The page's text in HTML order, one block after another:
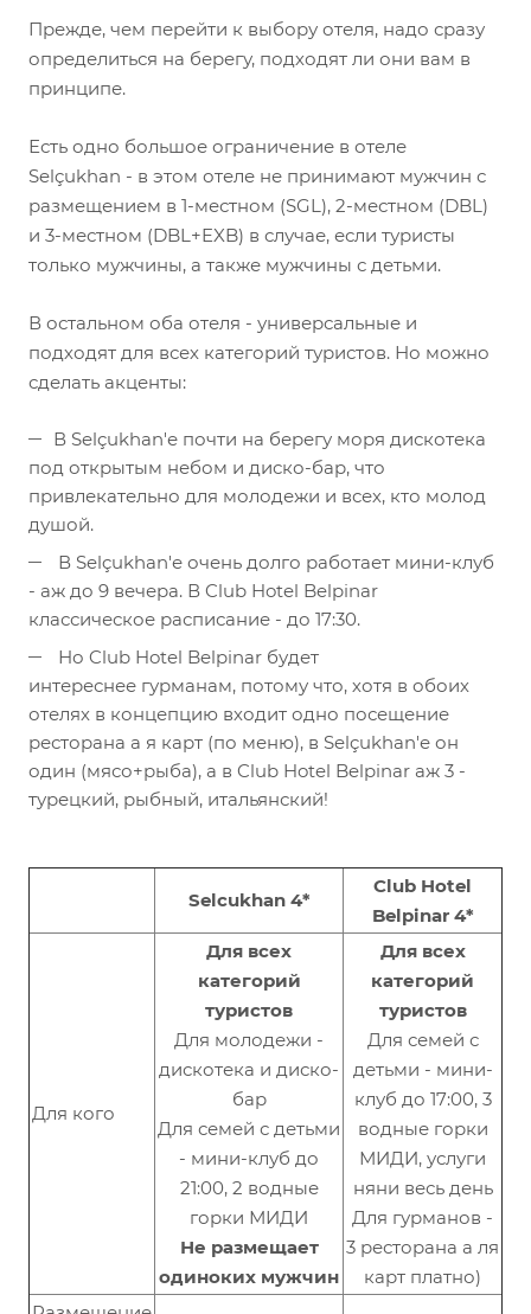
Прежде, чем перейти к выбору отеля, надо сразу
определиться на берегу, подходят ли они вам в
принципе.
Есть одно большое ограничение в отеле
Selçukhan - в этом отеле не принимают мужчин с
размещением в 1-местном (SGL), 2-местном (DBL)
и 3-местном (DBL+EXB) в случае, если туристы
только мужчины, а также мужчины с детьми.
В остальном оба отеля - универсальные и
подходят для всех категорий туристов. Но можно
сделать акценты:
В Selçukhan'е почти на берегу моря дискотека
под открытым небом и диско-бар, что
привлекательно для молодежи и всех, кто молод
душой.
В Selçukhan'е очень долго работает мини-клуб
- аж до 9 вечера. В Club Hotel Belpinar
классическое расписание - до 17:30.
Но Club Hotel Belpinar будет
интереснее гурманам, потому что, хотя в обоих
отелях в концепцию входит одно посещение
ресторана а я карт (по меню), в Selçukhan'е он
один (мясо+рыба), а в Club Hotel Belpinar аж 3 -
турецкий, рыбный, итальянский!
Selcukhan 4*
Club Hotel
Belpinar 4*
Для кого
Для всех
категорий
туристов
Для молодежи -
дискотека и диско-
бар
Для семей с детьми
- мини-клуб до
21:00, 2 водные
горки МИДИ
Не размещает
одиноких мужчин
Для всех
категорий
туристов
Для семей с
детьми - мини-
клуб до 17:00, 3
водные горки
МИДИ, услуги
няни весь день
Для гурманов -
3 ресторана а ля
карт платно)